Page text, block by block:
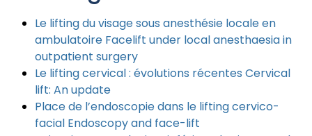
Le lifting du visage sous anesthésie locale en
ambulatoire Facelift under local anesthaesia in
outpatient surgery
Le lifting cervical : évolutions récentes Cervical
lift: An update
Place de l’endoscopie dans le lifting cervico-
facial Endoscopy and face-lift